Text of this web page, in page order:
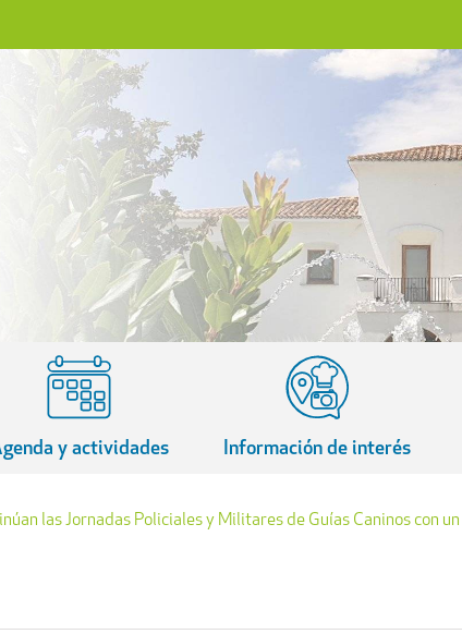
y actividades Información de interés
las Jornadas Policiales y Militares de Guías Caninos con